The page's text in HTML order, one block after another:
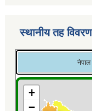
स्थानीय तह विवरण